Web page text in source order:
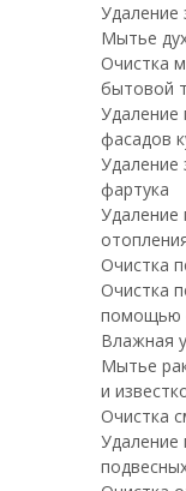
Удаление
Мытье
Очистка
бытовой
Удаление
фасадов
Удаление
фартука
Удаление
Очистка
Очистка
помощью
Влажная
Мытье
и
Очистка
Удаление